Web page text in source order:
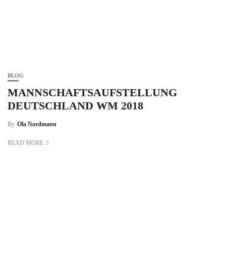
BLOG
MANNSCHAFTSAUFSTELLUNG
DEUTSCHLAND WM 2018
By Ola Nordmann
READ MORE